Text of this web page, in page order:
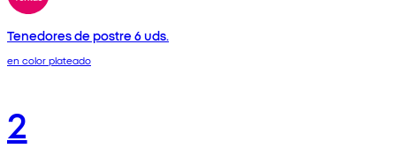
Tenedores de postre 6 uds.
en color plateado
2